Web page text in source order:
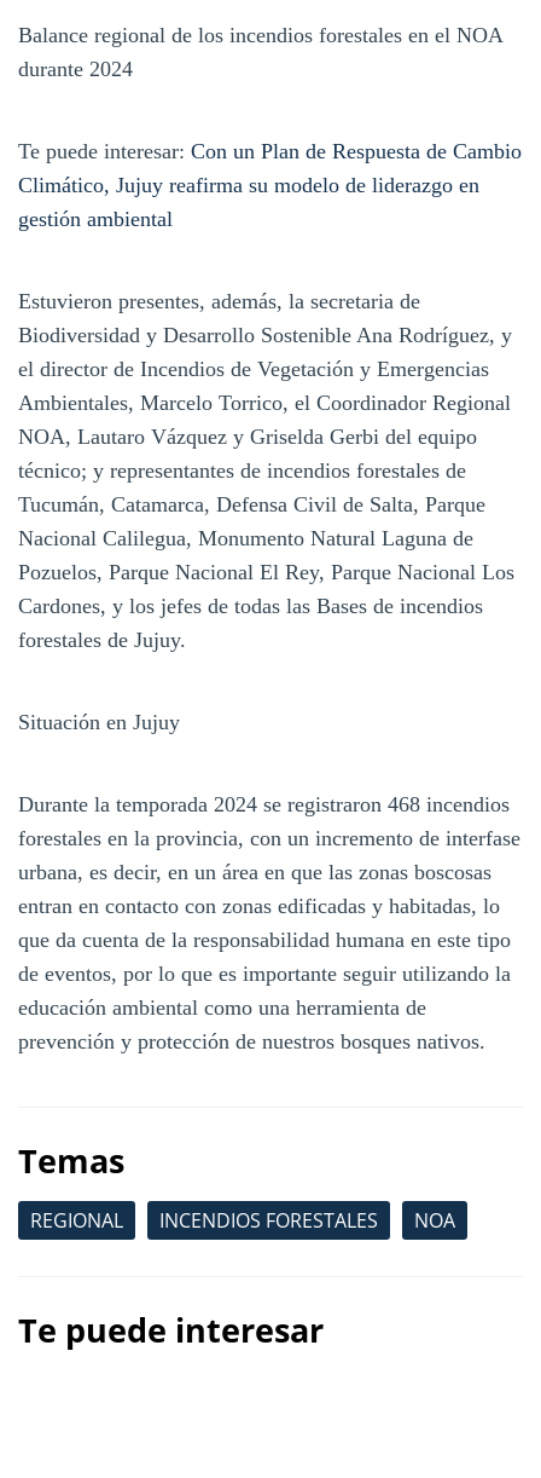
Balance regional de los incendios forestales en el NOA
durante 2024
Te puede interesar: Con un Plan de Respuesta de Cambio
Climático, Jujuy reafirma su modelo de liderazgo en
gestión ambiental
Estuvieron presentes, además, la secretaria de
Biodiversidad y Desarrollo Sostenible Ana Rodríguez, y
el director de Incendios de Vegetación y Emergencias
Ambientales, Marcelo Torrico, el Coordinador Regional
NOA, Lautaro Vázquez y Griselda Gerbi del equipo
técnico; y representantes de incendios forestales de
Tucumán, Catamarca, Defensa Civil de Salta, Parque
Nacional Calilegua, Monumento Natural Laguna de
Pozuelos, Parque Nacional El Rey, Parque Nacional Los
Cardones, y los jefes de todas las Bases de incendios
forestales de Jujuy.
Situación en Jujuy
Durante la temporada 2024 se registraron 468 incendios
forestales en la provincia, con un incremento de interfase
urbana, es decir, en un área en que las zonas boscosas
entran en contacto con zonas edificadas y habitadas, lo
que da cuenta de la responsabilidad humana en este tipo
de eventos, por lo que es importante seguir utilizando la
educación ambiental como una herramienta de
prevención y protección de nuestros bosques nativos.
Temas
REGIONAL INCENDIOS FORESTALES NOA
Te puede interesar